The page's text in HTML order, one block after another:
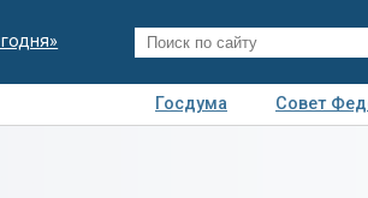
Госдума
Совет